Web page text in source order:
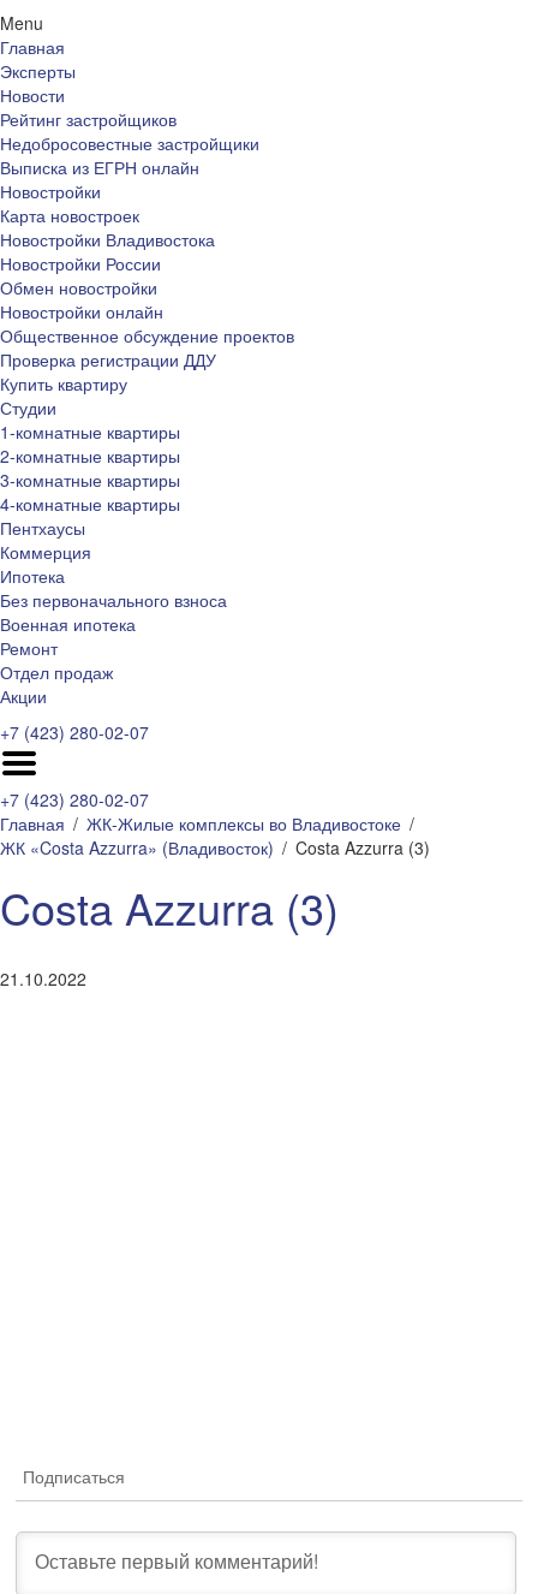
Menu
Главная
Эксперты
Новости
Рейтинг застройщиков
Недобросовестные застройщики
Выписка из ЕГРН онлайн
Новостройки
Карта новостроек
Новостройки Владивостока
Новостройки России
Обмен новостройки
Новостройки онлайн
Общественное обсуждение проектов
Проверка регистрации ДДУ
Купить квартиру
Студии
1-комнатные квартиры
2-комнатные квартиры
3-комнатные квартиры
4-комнатные квартиры
Пентхаусы
Коммерция
Ипотека
Без первоначального взноса
Военная ипотека
Ремонт
Отдел продаж
Акции
+7 (423) 280-02-07
+7 (423) 280-02-07
Главная
ЖК-Жилые комплексы во Владивостоке
ЖК «Costa Azzurra» (Владивосток)
Costa Azzurra (3)
Costa Azzurra (3)
21.10.2022
Подписаться